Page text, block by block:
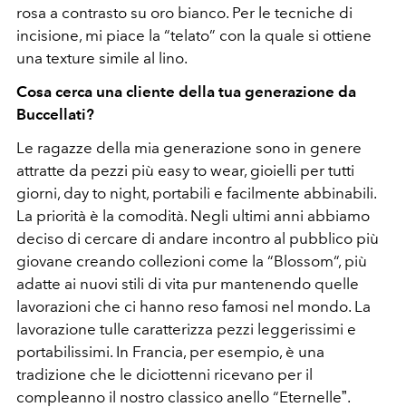
rosa a contrasto su oro bianco. Per le tecniche di
incisione, mi piace la “telato” con la quale si ottiene
una texture simile al lino.
Cosa cerca una cliente della tua generazione da
Buccellati?
Le ragazze della mia generazione sono in genere
attratte da pezzi più easy to wear, gioielli per tutti
giorni, day to night, portabili e facilmente abbinabili.
La priorità è la comodità. Negli ultimi anni abbiamo
deciso di cercare di andare incontro al pubblico più
giovane creando collezioni come la “Blossom“, più
adatte ai nuovi stili di vita pur mantenendo quelle
lavorazioni che ci hanno reso famosi nel mondo. La
lavorazione tulle caratterizza pezzi leggerissimi e
portabilissimi. In Francia, per esempio, è una
tradizione che le diciottenni ricevano per il
compleanno il nostro classico anello “Eternelleˮ.